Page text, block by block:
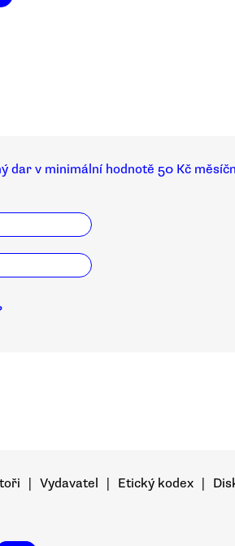
dar v minimální hodnotě 50 Kč
Vydavatel Etický kodex